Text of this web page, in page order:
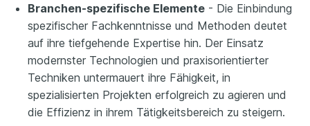
Branchen-spezifische Elemente - Die Einbindung
spezifischer Fachkenntnisse und Methoden deutet
auf ihre tiefgehende Expertise hin. Der Einsatz
modernster Technologien und praxisorientierter
Techniken untermauert ihre Fähigkeit, in
spezialisierten Projekten erfolgreich zu agieren und
die Effizienz in ihrem Tätigkeitsbereich zu steigern.